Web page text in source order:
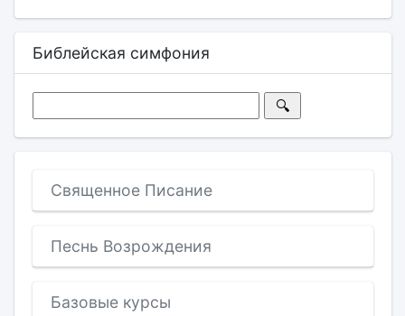
Библейская симфония
Священное Писание
Песнь Возрождения
Базовые курсы